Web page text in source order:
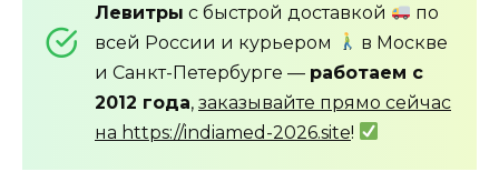
Левитры с быстрой доставкой
по
всей России и курьером
в Москве
и Санкт-Петербурге — работаем с
2012 года, заказывайте прямо сейчас
на https://indiamed-2026.site!